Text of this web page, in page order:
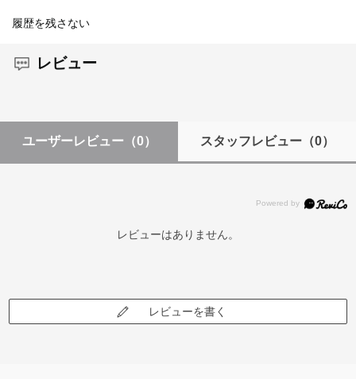
履歴を残さない
レビュー
ユーザーレビュー （0） スタッフレビュー（0）
レビューはありません。
レビューを書く